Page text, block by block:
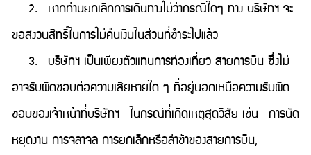
2. หากท่านยกเลิกการเดินทางไม่ว่ากรณีใดๆ ทาง บริษัทฯ จะ
ขอสงวนสิทธิ์ในการไม่คืนเงินในส่วนที่ชำระไปแล้ว
3. บริษัทฯ เป็นเพียงตัวแทนการท่องเที่ยว สายการบิน ซึ่งไม่
อาจรับผิดชอบต่อความเสียหายใด ๆ ที่อยู่นอกเหนือความรับผิด
ชอบของเจ้าหน้าที่บริษัทฯ ในกรณีที่เกิดเหตุสุดวิสัย เช่น การนัด
หยุดงาน การจลาจล การยกเลิกหรือล่าช้าของสายการบิน,